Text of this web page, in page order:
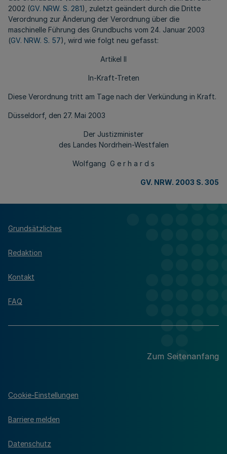
2002 (GV. NRW. S. 281), zuletzt geändert durch die Dritte
Verordnung zur Änderung der Verordnung über die
maschinelle Führung des Grundbuchs vom 24. Januar 2003
(GV. NRW. S. 57), wird wie folgt neu gefasst:
Artikel II
In-Kraft-Treten
Diese Verordnung tritt am Tage nach der Verkündung in Kraft.
Düsseldorf, den 27. Mai 2003
Der Justizminister
des Landes Nordrhein-Westfalen
Wolfgang G e r h a r d s
GV. NRW. 2003 S. 305
Grundsätzliches
Redaktion
Kontakt
FAQ
Zum Seitenanfang
Cookie-Einstellungen
Barriere melden
Datenschutz